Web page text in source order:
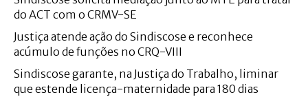
do ACT com o CRMV-SE
Justiça atende ação do Sindiscose e reconhece
acúmulo de funções no CRQ-VIII
Sindiscose garante, na Justiça do Trabalho, liminar
que estende licença-maternidade para 180 dias